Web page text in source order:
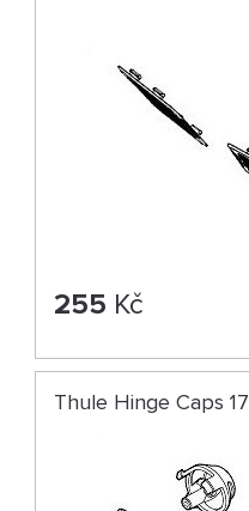
255 Kč
Thule Hinge Caps